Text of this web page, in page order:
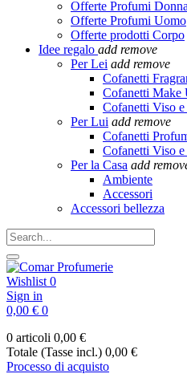
Offerte Profumi Donna
Offerte Profumi Uomo
Offerte prodotti Corpo
Idee regalo add remove
Per Lei add remove
Cofanetti
Cofanetti Make
Cofanetti Viso
Per Lui add remove
Cofanetti
Cofanetti Viso
Per la Casa add
Ambiente
Accessori
Accessori bellezza
Wishlist 0
Sign in
0,00 € 0
0 articoli 0,00 €
Totale (Tasse incl.) 0,00 €
Processo di acquisto